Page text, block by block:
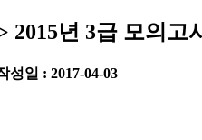
2015년 3급 모의고
성일 : 2017-04-03